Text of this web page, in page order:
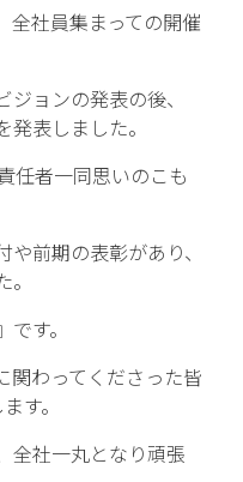
全社員集まっての開催
ョンの発表の後、
表しました。
任者一同思いのこも
前期の表彰があり、
す。
関わってくださった皆
す。
全社一丸となり頑張